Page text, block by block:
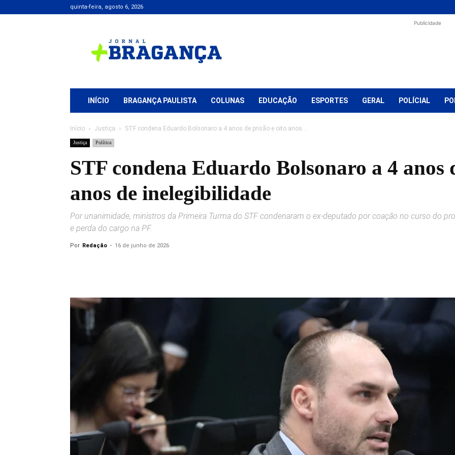
quinta-feira, agosto 6, 2026
+
Bragança
Publicidade
INÍCIO BRAGANÇA PAULISTA COLUNAS EDUCAÇÃO ESPORTES GERAL POLÍCIAL
Início Justiça STF condena Eduardo Bolsonaro a 4 anos de prisão e oito anos...
Justiça Política
STF condena Eduardo Bolsonaro a 4 anos
anos de inelegibilidade
Por unanimidade, ministros da Primeira Turma do STF condenaram o ex-deputado por coação no curso do
e perda do cargo na PF.
Por Redação - 16 de junho de 2026